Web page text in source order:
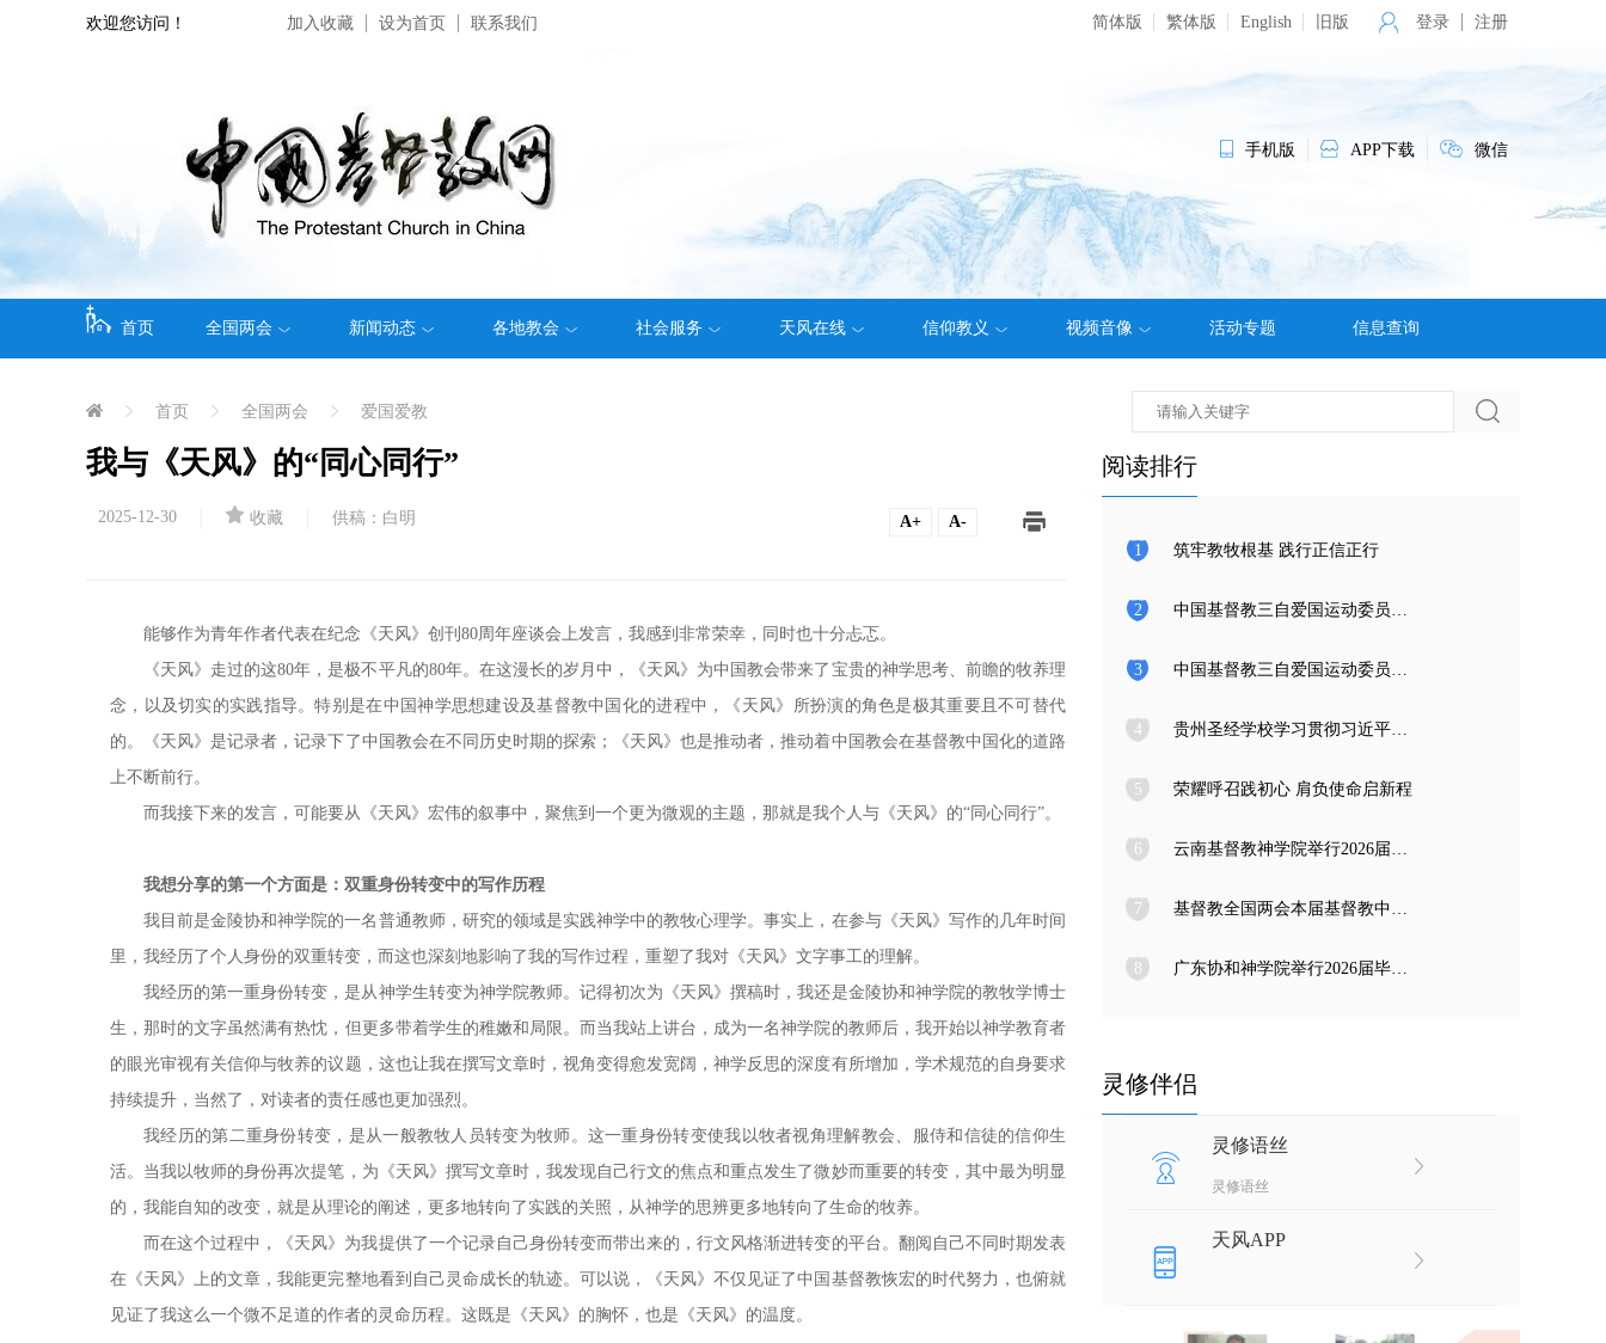
欢迎您访问！ 加入收藏 设为首页 联系我们 简体版 繁体版 English 旧版 登录 注册
手机版 APP下载 微信
首页 全国两会 新闻动态 各地教会 社会服务 天风在线 信仰教义 视频音像 活动专题 信息查询
首页 全国两会 爱国爱教
我与《天风》的“同心同行”
2025-12-30 收藏 供稿：白明 A+ A-
能够作为青年作者代表在纪念《天风》创刊80周年座谈会上发言，我感到非常荣幸，同时也十分忐忑。
《天风》走过的这80年，是极不平凡的80年。在这漫长的岁月中，《天风》为中国教会带来了宝贵的神学思考、前瞻的牧养理
念，以及切实的实践指导。特别是在中国神学思想建设及基督教中国化的进程中，《天风》所扮演的角色是极其重要且不可替代
的。《天风》是记录者，记录下了中国教会在不同历史时期的探索；《天风》也是推动者，推动着中国教会在基督教中国化的道路
上不断前行。
而我接下来的发言，可能要从《天风》宏伟的叙事中，聚焦到一个更为微观的主题，那就是我个人与《天风》的“同心同行”。
我想分享的第一个方面是：双重身份转变中的写作历程
我目前是金陵协和神学院的一名普通教师，研究的领域是实践神学中的教牧心理学。事实上，在参与《天风》写作的几年时间
里，我经历了个人身份的双重转变，而这也深刻地影响了我的写作过程，重塑了我对《天风》文字事工的理解。
我经历的第一重身份转变，是从神学生转变为神学院教师。 记得初次为《天风》撰稿时，我还是金陵协和神学院的教牧学博士
生，那时的文字虽然满有热忱，但更多带着学生的稚嫩和局限。而当我站上讲台，成为一名神学院的教师后，我开始以神学教育者
的眼光审视有关信仰与牧养的议题，这也让我在撰写文章时，视角变得愈发宽阔，神学反思的深度有所增加，学术规范的自身要求
持续提升，当然了，对读者的责任感也更加强烈。
我经历的第二重身份转变，是从一般教牧人员转变为牧师。 这一重身份转变使我以牧者视角理解教会、服侍和信徒的信仰生
活。当我以牧师的身份再次提笔，为《天风》撰写文章时，我发现自己行文的焦点和重点发生了微妙而重要的转变，其中最为明显
的，我能自知的改变，就是从理论的阐述，更多地转向了实践的关照，从神学的思辨更多地转向了生命的牧养。
而在这个过程中，《天风》为我提供了一个记录自己身份转变而带出来的，行文风格渐进转变的平台。翻阅自己不同时期发表
在《天风》上的文章，我能更完整地看到自己灵命成长的轨迹。可以说，《天风》不仅见证了中国基督教恢宏的时代努力，也俯就
见证了我这么一个微不足道的作者的灵命历程。这既是《天风》的胸怀，也是《天风》的温度。
阅读排行
1 筑牢教牧根基 践行正信正行
2 中国基督教三自爱国运动委员会2026年度公开招聘工作人员面试公告
3 中国基督教三自爱国运动委员会2026年度公开招聘应届高校毕业生面试公告
4 贵州圣经学校学习贯彻习近平总书记在庆祝中国共产党成立105周年大会上的重要讲话精神
5 荣耀呼召践初心 肩负使命启新程
6 云南基督教神学院举行2026届毕业典礼
7 基督教全国两会本届基督教中国化推进委员会在成都召开专题编写工作会议
8 广东协和神学院举行2026届毕业感恩崇拜暨毕业典礼
灵修伴侣
灵修语丝
灵修语丝
天风APP